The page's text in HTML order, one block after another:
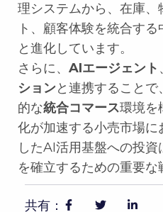
理システムから、在庫
ト、顧客体験を統合す
と進化しています。
さらに、 AIエージェント 、
ションと連携すること
的な統合コマース環境を
化が加速する小売市場に
したAI活用基盤への投
を確立するための重要な
共有：